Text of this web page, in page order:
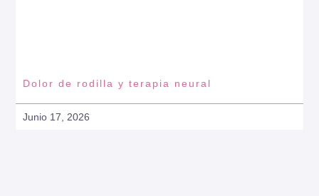
Dolor de rodilla y terapia neural
Junio 17, 2026